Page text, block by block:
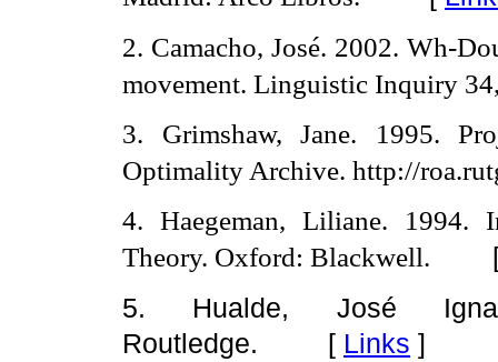
2. Camacho, José. 2002. Wh-
movement. Linguistic Inquiry
3. Grimshaw, Jane. 1995.
Optimality Archive. http://
4. Haegeman, Liliane. 1994.
Theory. Oxford: Blackwell.
5. Hualde, José
Routledge. [ Links ]